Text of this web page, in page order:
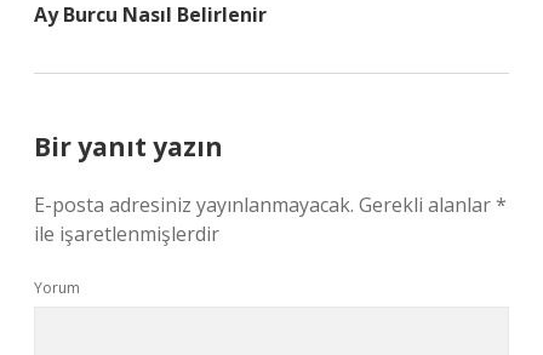
Ay Burcu Nasıl Belirlenir
Bir yanıt yazın
E-posta adresiniz yayınlanmayacak. Gerekli alanlar*
ile işaretlenmişlerdir
Yorum